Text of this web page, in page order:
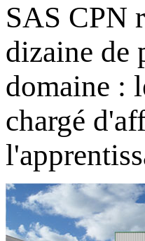
SAS CPN
dizaine de
domaine :
chargé